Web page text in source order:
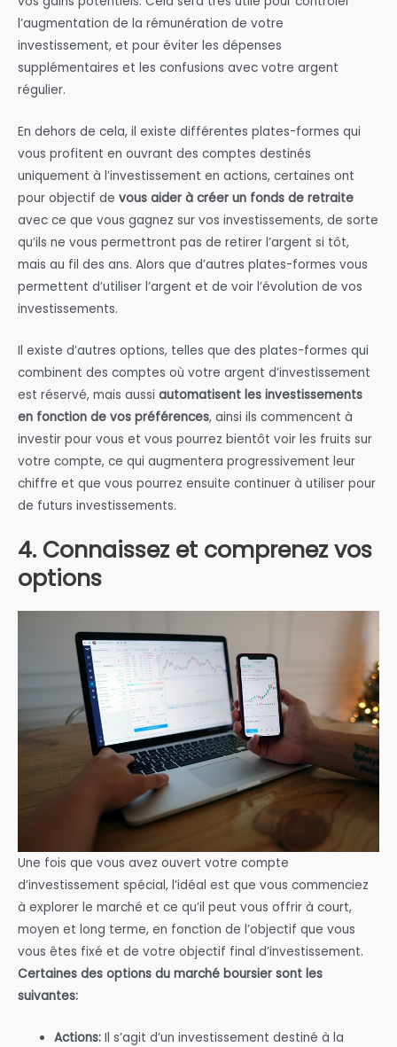
l’augmentation de la rémunération de votre
investissement, et pour éviter les dépenses
supplémentaires et les confusions avec votre argent
régulier.
En dehors de cela, il existe différentes plates-formes qui
vous profitent en ouvrant des comptes destinés
uniquement à l’investissement en actions, certaines ont
pour objectif de vous aider à créer un fonds de retraite
avec ce que vous gagnez sur vos investissements, de sorte
qu’ils ne vous permettront pas de retirer l’argent si tôt,
mais au fil des ans. Alors que d’autres plates-formes vous
permettent d’utiliser l’argent et de voir l’évolution de vos
investissements.
Il existe d’autres options, telles que des plates-formes qui
combinent des comptes où votre argent d’investissement
est réservé, mais aussi automatisent les investissements
en fonction de vos préférences, ainsi ils commencent à
investir pour vous et vous pourrez bientôt voir les fruits sur
votre compte, ce qui augmentera progressivement leur
chiffre et que vous pourrez ensuite continuer à utiliser pour
de futurs investissements.
4. Connaissez et comprenez vos
options
Une fois que vous avez ouvert votre compte
d’investissement spécial, l’idéal est que vous commenciez
à explorer le marché et ce qu’il peut vous offrir à court,
moyen et long terme, en fonction de l’objectif que vous
vous êtes fixé et de votre objectif final d’investissement.
Certaines des options du marché boursier sont les
suivantes:
Actions:Il s’agit d’un investissement destiné à la